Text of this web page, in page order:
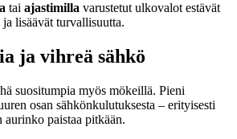
tai ajastimilla varustetut ulkovalot estävät
lisäävät turvallisuutta.
ja vihreä sähkö
suositumpia myös mökeillä. Pieni
osan sähkönkulutuksesta – erityisesti
paistaa pitkään.